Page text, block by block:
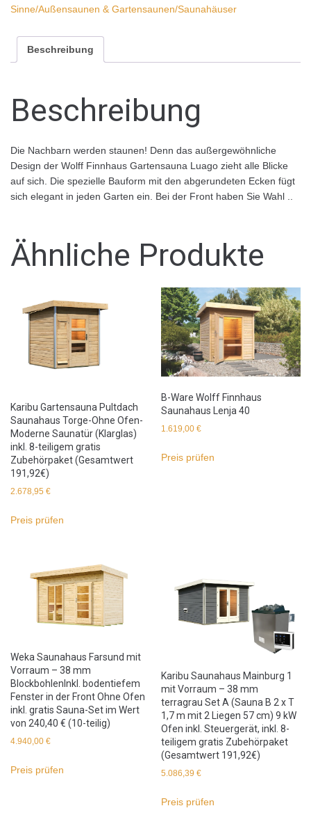
Sinne/Außensaunen & Gartensaunen/Saunahäuser
Beschreibung
Beschreibung
Die Nachbarn werden staunen! Denn das außergewöhnliche
Design der Wolff Finnhaus Gartensauna Luago zieht alle Blicke
auf sich. Die spezielle Bauform mit den abgerundeten Ecken fügt
sich elegant in jeden Garten ein. Bei der Front haben Sie Wahl ..
Ähnliche Produkte
Karibu Gartensauna Pultdach
Saunahaus Torge-Ohne Ofen-
Moderne Saunatür (Klarglas)
inkl. 8-teiligem gratis
Zubehörpaket (Gesamtwert
191,92€)
2.678,95 €
Preis prüfen
B-Ware Wolff Finnhaus
Saunahaus Lenja 40
1.619,00€
Preis prüfen
Weka Saunahaus Farsund mit
Vorraum – 38 mm
BlockbohlenInkl. bodentiefem
Fenster in der Front Ohne Ofen
inkl. gratis Sauna-Set im Wert
von 240,40 € (10-teilig)
4.940,00 €
Preis prüfen
Karibu Saunahaus Mainburg 1
mit Vorraum – 38 mm
terragrau Set A (Sauna B 2 x T
1,7 m mit 2 Liegen 57 cm) 9 kW
Ofen inkl. Steuergerät, inkl. 8-
teiligem gratis Zubehörpaket
(Gesamtwert 191,92€)
5.086,39€
Preis prüfen